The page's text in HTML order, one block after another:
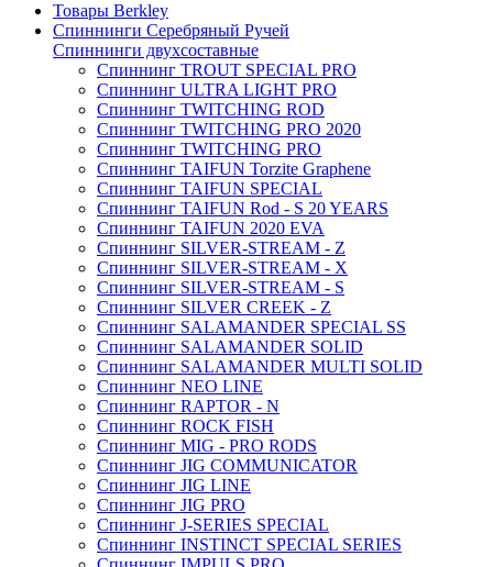
Товары Berkley
Спиннинги Серебряный Ручей
Спиннинги двухсоставные
Спиннинг TROUT SPECIAL PRO
Спиннинг ULTRA LIGHT PRO
Спиннинг TWITCHING ROD
Спиннинг TWITCHING PRO 2020
Спиннинг TWITCHING PRO
Спиннинг TAIFUN Torzite Graphene
Спиннинг TAIFUN SPECIAL
Спиннинг TAIFUN Rod - S 20 YEARS
Спиннинг TAIFUN 2020 EVA
Спиннинг SILVER-STREAM - Z
Спиннинг SILVER-STREAM - X
Спиннинг SILVER-STREAM - S
Спиннинг SILVER CREEK - Z
Спиннинг SALAMANDER SPECIAL SS
Спиннинг SALAMANDER SOLID
Спиннинг SALAMANDER MULTI SOLID
Спиннинг NEO LINE
Спиннинг RAPTOR - N
Спиннинг ROCK FISH
Спиннинг MIG - PRO RODS
Спиннинг JIG COMMUNICATOR
Спиннинг JIG LINE
Спиннинг JIG PRO
Спиннинг J-SERIES SPECIAL
Спиннинг INSTINCT SPECIAL SERIES